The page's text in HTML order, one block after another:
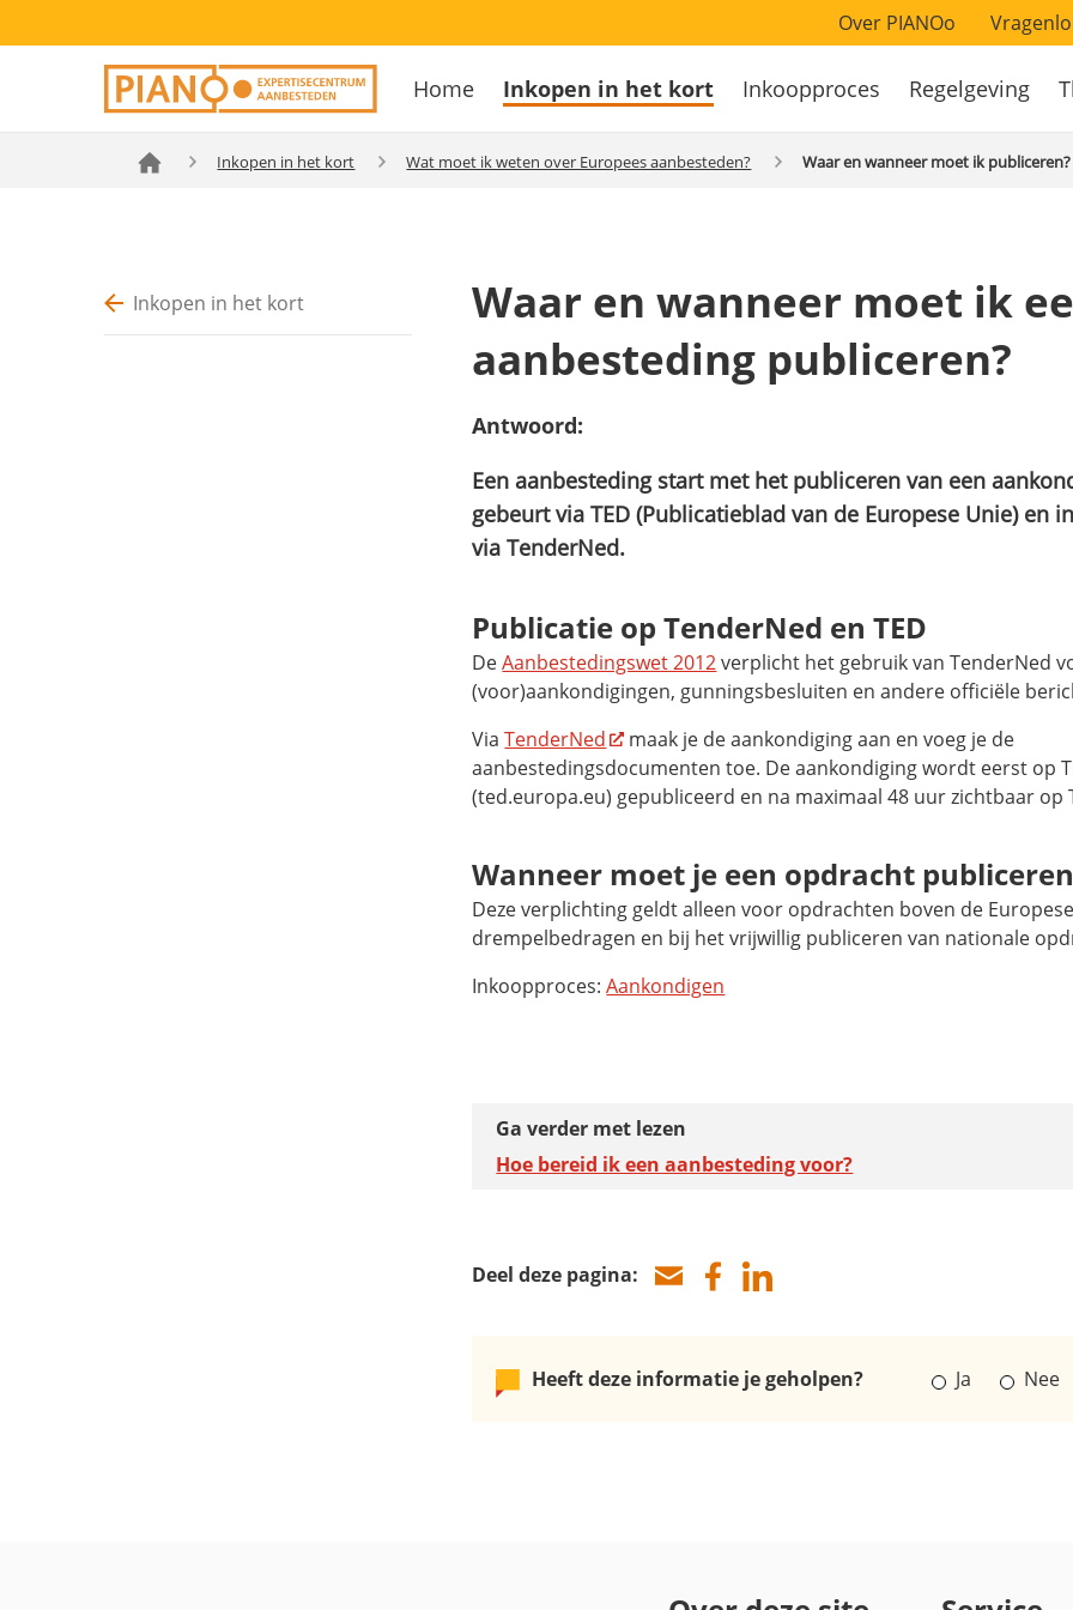
Overslaan
Secondary
navigation
Over PIANOo
Hoofdnavigatie
Home Inkopen in het kort Inkoopproces Regelgeving
Inkopen in het kort Wat moet ik weten over Europees aanbesteden? Waar en wanneer moet ik publiceren?
Inkopen in het kort
Waar en wanneer moet ik
aanbesteding publiceren?
Antwoord:
Een aanbesteding start met het publiceren van een
gebeurt via TED (Publicatieblad van de Europese Unie) en
via TenderNed.
Publicatie op TenderNed en TED
DeAanbestedingswet 2012verplicht het gebruik van TenderNed
(voor)aankondigingen, gunningsbesluiten en andere officiële
ViaTenderNed
maak je de aankondiging aan en voeg je de
aanbestedingsdocumenten toe. De aankondiging wordt eerst op
(ted.europa.eu) gepubliceerd en na maximaal 48 uur zichtbaar op
Wanneer moet je een opdracht
Deze verplichting geldt alleen voor opdrachten boven de Europese
drempelbedragen en bij het vrijwillig publiceren van nationale
Inkoopproces:Aankondigen
Ga verder met lezen
Hoe bereid ik een aanbesteding voor?
Deel deze pagina:
Heeft deze informatie je geholpen? Ja Nee